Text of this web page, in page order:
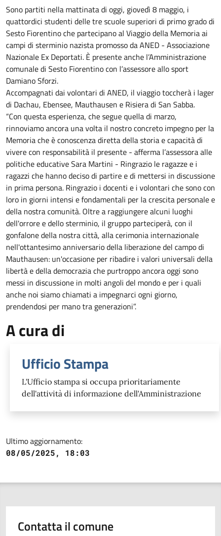
Descrizione
Sono partiti nella mattinata di oggi, giovedì 8 maggio, i
quattordici studenti delle tre scuole superiori di primo grado di
Sesto Fiorentino che partecipano al Viaggio della Memoria ai
campi di sterminio nazista promosso da ANED - Associazione
Nazionale Ex Deportati. È presente anche l’Amministrazione
comunale di Sesto Fiorentino con l’assessore allo sport
Damiano Sforzi.
Accompagnati dai volontari di ANED, il viaggio toccherà i lager
di Dachau, Ebensee, Mauthausen e Risiera di San Sabba.
“Con questa esperienza, che segue quella di marzo,
rinnoviamo ancora una volta il nostro concreto impegno per la
Memoria che è conoscenza diretta della storia e capacità di
vivere con responsabilità il presente - afferma l’assessora alle
politiche educative Sara Martini - Ringrazio le ragazze e i
ragazzi che hanno deciso di partire e di mettersi in discussione
in prima persona. Ringrazio i docenti e i volontari che sono con
loro in giorni intensi e fondamentali per la crescita personale e
della nostra comunità. Oltre a raggiungere alcuni luoghi
dell'orrore e dello sterminio, il gruppo parteciperà, con il
gonfalone della nostra città, alla cerimonia internazionale
nell'ottantesimo anniversario della liberazione del campo di
Mauthausen: un'occasione per ribadire i valori universali della
libertà e della democrazia che purtroppo ancora oggi sono
messi in discussione in molti angoli del mondo e per i quali
anche noi siamo chiamati a impegnarci ogni giorno,
prendendosi per mano tra generazioni”.
A cura di
Ufficio Stampa
L'Ufficio stampa si occupa prioritariamente
dell'attività di informazione dell'Amministrazione
Ultimo aggiornamento:
08/05/2025, 18:03
Contatta il comune